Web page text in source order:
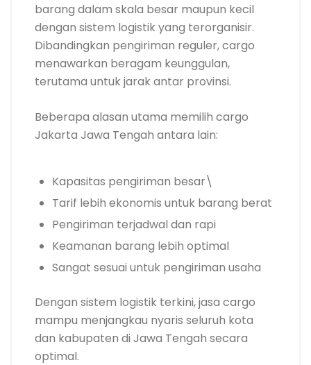
barang dalam skala besar maupun kecil
dengan sistem logistik yang terorganisir.
Dibandingkan pengiriman reguler, cargo
menawarkan beragam keunggulan,
terutama untuk jarak antar provinsi.
Beberapa alasan utama memilih cargo
Jakarta Jawa Tengah antara lain:
Kapasitas pengiriman besar\
Tarif lebih ekonomis untuk barang berat
Pengiriman terjadwal dan rapi
Keamanan barang lebih optimal
Sangat sesuai untuk pengiriman usaha
Dengan sistem logistik terkini, jasa cargo
mampu menjangkau nyaris seluruh kota
dan kabupaten di Jawa Tengah secara
optimal.